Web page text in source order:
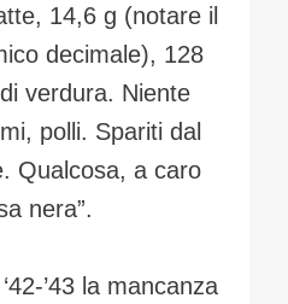
14,6 g (notare il
decimale), 128
verdura. Niente
polli. Spariti dal
Qualcosa, a caro
nera”.
’43 la mancanza